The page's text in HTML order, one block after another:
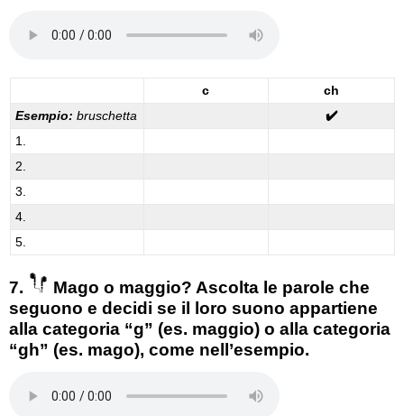
c
ch
Esempio:bruschetta
✔️
1.
2.
3.
4.
5.
7.
Mago o maggio? Ascolta le parole che
seguono e decidi se il loro suono appartiene
alla categoria “g” (es. maggio) o alla categoria
“gh” (es. mago), come nell’esempio.